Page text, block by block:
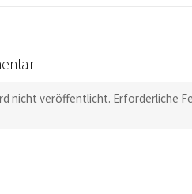
nicht veröffentlicht. Erforderliche